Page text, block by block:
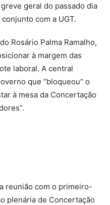
geral do passado dia
com a UGT.
Rosário Palma Ramalho,
à margem das
laboral. A central
que “bloqueou” o
à mesa da Concertação
reunião com o primeiro-
plenária de Concertação